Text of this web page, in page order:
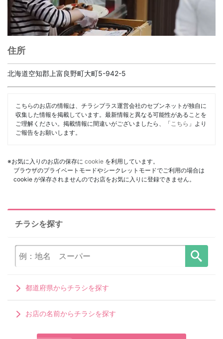
住所
北海道空知郡上富良野町大町5-942-5
こちらのお店の情報は、チラシプラス運営会社のセブンネットが独自に
収集した情報を掲載しています。最新情報と異なる可能性があることを
ご理解ください。掲載情報に間違いがございましたら、「 こちら 」より
ご報告をお願いします。
※お気に入りのお店の保存に cookie を利用しています。
ブラウザのプライベートモードやシークレットモードでご利用の場合は
cookie が保存されませんのでお店をお気に入りに登録できません。
チラシを探す
都道府県からチラシを探す
お店の名前からチラシを探す